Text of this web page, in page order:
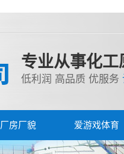
专业从事化工
低利润 高品质 优服务
厂房厂貌 爱游戏体育